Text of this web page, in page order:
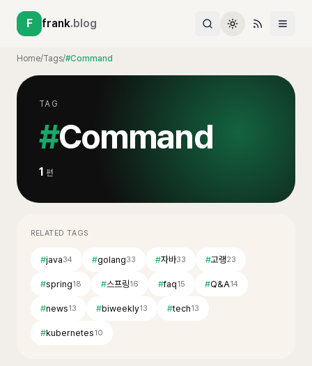
F frank.blog
Home/Tags/#Command
TAG
#Command
1 편
RELATED TAGS
#java34 #golang33 #자바33 #고랭23
#spring18 #스프링16 #faq15 #Q&A14
#news13 #biweekly13 #tech13
#kubernetes10